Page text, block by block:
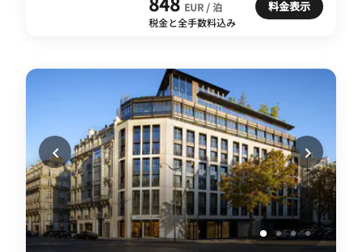
EUR / 泊
税金と全手数料込み
料金表示